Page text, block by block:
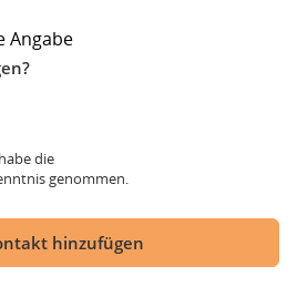
Angabe
die
genommen.
hinzufügen